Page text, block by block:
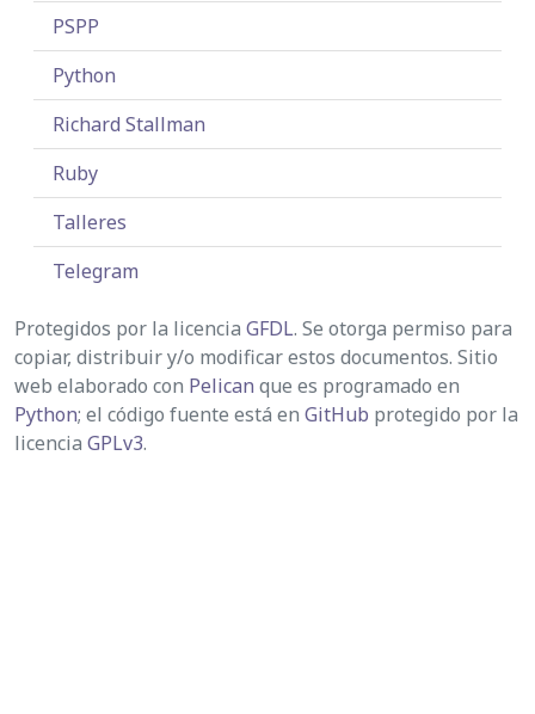
PSPP
Python
Richard Stallman
Ruby
Talleres
Telegram
Protegidos por la licencia GFDL. Se otorga permiso para
copiar, distribuir y/o modificar estos documentos. Sitio
web elaborado con Pelican que es programado en
Python; el código fuente está en GitHub protegido por la
licencia GPLv3.